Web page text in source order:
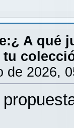
A qué
tu
de 2026,